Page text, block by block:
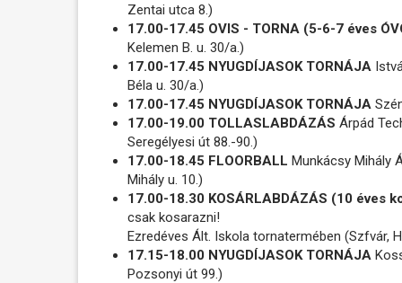
Zentai utca 8.)
17.00-17.45 OVIS - TORNA (5-6-7 éves
Kelemen B. u. 30/a.)
17.00-17.45 NYUGDÍJASOK TORNÁJA
Béla u. 30/a.)
17.00-17.45 NYUGDÍJASOK TORNÁJA
17.00-19.00 TOLLASLABDÁZÁS Árpád
Seregélyesi út 88.-90.)
17.00-18.45 FLOORBALL Munkácsy Mihály
Mihály u. 10.)
17.00-18.30 KOSÁRLABDÁZÁS (10 éves
csak kosarazni!
Ezredéves Ált. Iskola tornatermében (Szfvár,
17.15-18.00 NYUGDÍJASOK TORNÁJA
Pozsonyi út 99.)